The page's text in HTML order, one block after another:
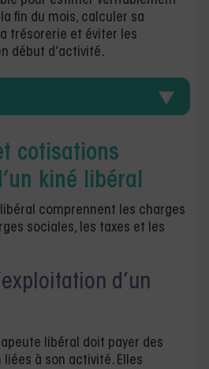
la fin du mois, calculer sa
trésorerie et éviter les
début d’activité.
cotisations
kiné libéral
libéral comprennent les charges
sociales, les taxes et les
d’un
libéral doit payer des
à son activité. Elles